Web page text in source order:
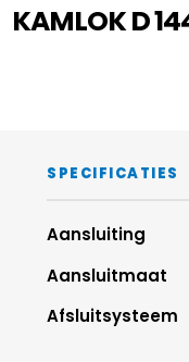
KAMLOK D
SPECIFICATIES
Aansluiting
Aansluitmaat
Afsluitsysteem